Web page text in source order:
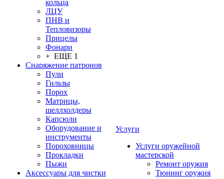
кольца
ЛЦУ
ПНВ и
Тепловизоры
Прицелы
Фонари
+ ЕЩЕ 1
Снаряжение патронов
Пули
Гильзы
Порох
Матрицы,
шеллхолдеры
Капсюли
Оборудование и
инструменты
Пороховницы
Прокладки
Пыжи
Аксессуары для чистки
Услуги
Услуги оружейной
мастерской
Ремонт оружия
Тюнинг оружия